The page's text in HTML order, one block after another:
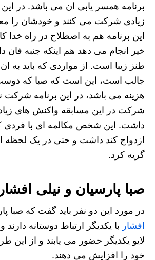
برنامه همسر یابی ان می باشد. در
زیادی شرکت می کنند و خودشان را
این برنامه هم به اصطلاح در راه خدا
خیر انجام می دهد هم اینکه جنبه فان
طنز زیبا است. از مواردی که باید به
جالب است، این است که صبا که
هزینه می باشد، در این برنامه
شرکت در این مسابقه واکنش های
داشت. این شخص مکالمه ای با
ازدواج کند داشت و حتی در یک لحظه
گریه کرد.
صبا پارسیان و نیلی افشار
در مورد این دو نفر باید گفت که صبا
افشار با یکدیگر ارتباط دوستانه
لایو یکدیگر حضور می یابند و از این
خود را افزایش می دهند.